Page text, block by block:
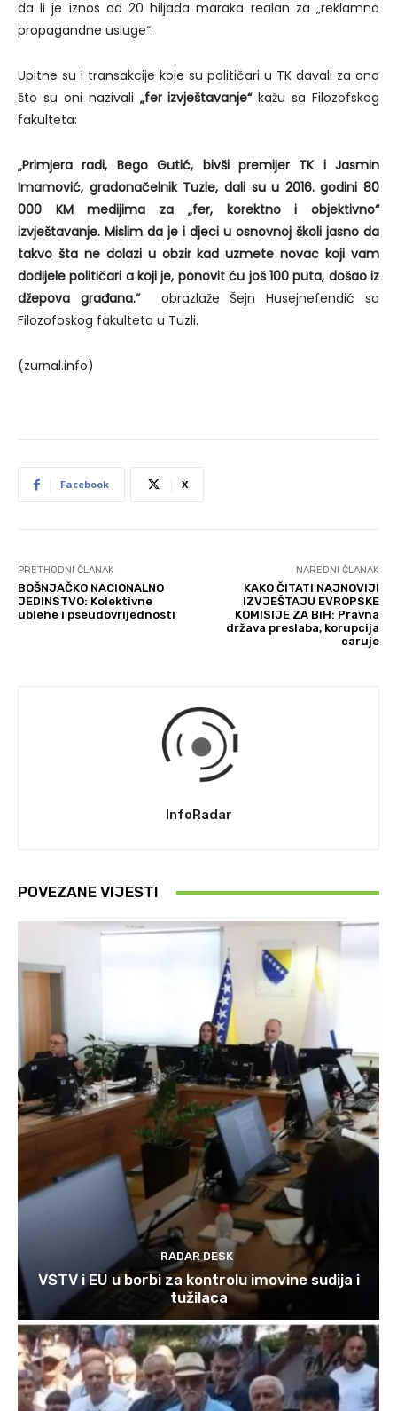
da li je iznos od 20 hiljada maraka realan za „reklamno
propagandne usluge“.
Upitne su i transakcije koje su političari u TK davali za ono
što su oni nazivali „fer izvještavanje“kažu sa Filozofskog
fakulteta:
„Primjera radi, Bego Gutić, bivši premijer TK i Jasmin
Imamović, gradonačelnik Tuzle, dali su u 2016. godini 80
000 KM medijima za „fer, korektno i objektivno“
izvještavanje. Mislim da je i djeci u osnovnoj školi jasno da
takvo šta ne dolazi u obzir kad uzmete novac koji vam
dodijele političari a koji je, ponovit ću još 100 puta, došao iz
džepova građana.“obrazlaže Šejn Husejnefendić sa
Filozofoskog fakulteta u Tuzli.
(zurnal.info)
Facebook X
PRETHODNI ČLANAK
BOŠNJAČKO NACIONALNO
JEDINSTVO: Kolektivne
ublehe i pseudovrijednosti
NAREDNI ČLANAK
KAKO ČITATI NAJNOVIJI
IZVJEŠTAJU EVROPSKE
KOMISIJE ZA BiH: Pravna
država preslaba, korupcija
caruje
InfoRadar
POVEZANE VIJESTI
RADAR DESK
VSTV i EU u borbi za kontrolu imovine sudija i
tužilaca